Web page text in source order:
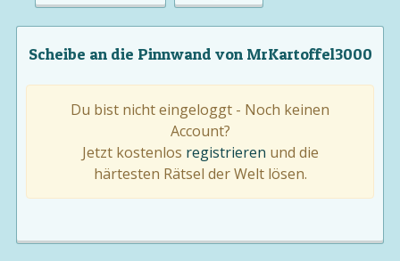
Scheibe an die Pinnwand von MrKartoffel3000
Du bist nicht eingeloggt - Noch keinen
Account?
Jetzt kostenlos registrieren und die
härtesten Rätsel der Welt lösen.